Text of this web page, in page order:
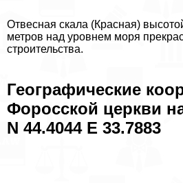
Отвесная скала (Красная)
метров над уровнем моря
строительства.
Географические
Форосской церкви
N 44.4044 E 33.7883